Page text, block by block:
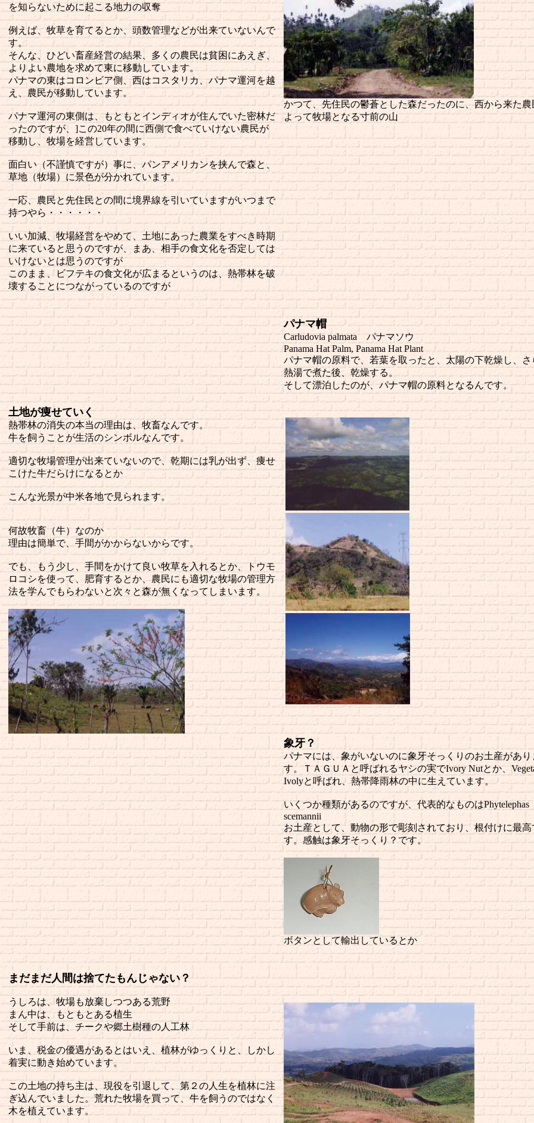
を知らないために起こる地力の収奪
例えば、牧草を育てるとか、頭数管理などが出来ていないんで
す。
そんな、ひどい畜産経営の結果、多くの農民は貧困にあえぎ、
よりよい農地を求めて東に移動しています。
パナマの東はコロンビア側、西はコスタリカ、パナマ運河を越
え、農民が移動しています。
パナマ運河の東側は、もともとインディオが住んでいた密林だ
ったのですが、]この20年の間に西側で食べていけない農民が
移動し、牧場を経営しています。
面白い（不謹慎ですが）事に、パンアメリカンを挟んで森と、
草地（牧場）に景色が分かれています。
一応、農民と先住民との間に境界線を引いていますがいつまで
持つやら・・・・・・
いい加減、牧場経営をやめて、土地にあった農業をすべき時期
に来ていると思うのですが、まあ、相手の食文化を否定しては
いけないとは思うのですが
このまま、ビフテキの食文化が広まるというのは、熱帯林を破
壊することにつながっているのですが
かつて、先住民の鬱蒼とした森だったのに、西から来た農
よって牧場となる寸前の山
パナマ帽
Carludovia palmata パナマソウ
Panama Hat Palm, Panama Hat Plant
パナマ帽の原料で、若葉を取ったと、太陽の下乾燥し、さ
熱湯で煮た後、乾燥する。
そして漂泊したのが、パナマ帽の原料となるんです。
土地が痩せていく
熱帯林の消失の本当の理由は、牧畜なんです。
牛を飼うことが生活のシンボルなんです。
適切な牧場管理が出来ていないので、乾期には乳が出ず、痩せ
こけた牛だらけになるとか
こんな光景が中米各地で見られます。
何故牧畜（牛）なのか
理由は簡単で、手間がかからないからです。
でも、もう少し、手間をかけて良い牧草を入れるとか、トウモ
ロコシを使って、肥育するとか、農民にも適切な牧場の管理方
法を学んでもらわないと次々と森が無くなってしまいます。
象牙？
パナマには、象がいないのに象牙そっくりのお土産があり
す。ＴＡＧＵＡと呼ばれるヤシの実でIvory Nutとか、
Ivolyと呼ばれ、熱帯降雨林の中に生えています。
いくつか種類があるのですが、代表的なものはPhytelephas
scemannii
お土産として、動物の形で彫刻されており、根付けに最高
す。感触は象牙そっくり？です。
ボタンとして輸出しているとか
まだまだ人間は捨てたもんじゃない？
うしろは、牧場も放棄しつつある荒野
まん中は、もともとある植生
そして手前は、チークや郷土樹種の人工林
いま、税金の優遇があるとはいえ、植林がゆっくりと、しかし
着実に動き始めています。
この土地の持ち主は、現役を引退して、第２の人生を植林に注
ぎ込んでいました。荒れた牧場を買って、牛を飼うのではなく
木を植えています。